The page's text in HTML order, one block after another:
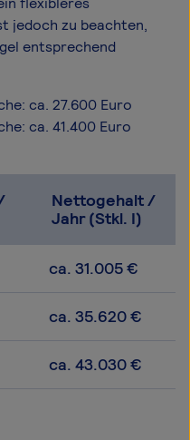
jedoch zu beachten,
entsprechend
ca. 27.600 Euro
ca. 41.400 Euro
Nettogehalt /
Jahr (Stkl. I)
ca. 31.005 €
ca. 35.620 €
ca. 43.030 €